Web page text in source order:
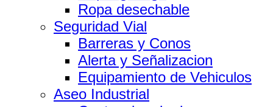
Ropa desechable
Seguridad Vial
Barreras y Conos
Alerta y Señalizacion
Equipamiento de Vehiculos
Aseo Industrial